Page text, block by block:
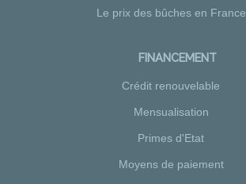
Le prix des bûches en France
FINANCEMENT
Crédit renouvelable
Mensualisation
Primes d'Etat
Moyens de paiement